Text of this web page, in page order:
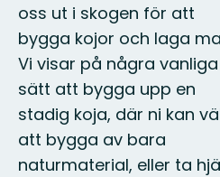
oss ut i skogen för att
bygga kojor och laga
Vi visar på några vanliga
sätt att bygga upp en
stadig koja, där ni kan
att bygga av bara
naturmaterial, eller ta